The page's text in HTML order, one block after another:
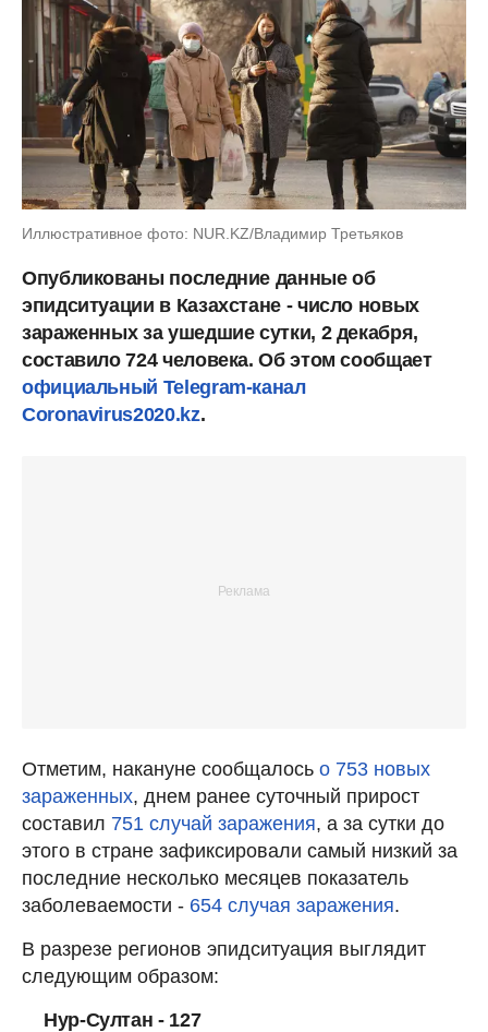
Иллюстративное фото: NUR.KZ/Владимир Третьяков
Опубликованы последние данные об
эпидситуации в Казахстане - число новых
зараженных за ушедшие сутки, 2 декабря,
составило 724 человека. Об этом сообщает
официальный Telegram-канал
Coronavirus2020.kz.
Отметим, накануне сообщалось о 753 новых
зараженных, днем ранее суточный прирост
составил 751 случай заражения, а за сутки до
этого в стране зафиксировали самый низкий за
последние несколько месяцев показатель
заболеваемости - 654 случая заражения.
В разрезе регионов эпидситуация выглядит
следующим образом:
Нур-Султан - 127